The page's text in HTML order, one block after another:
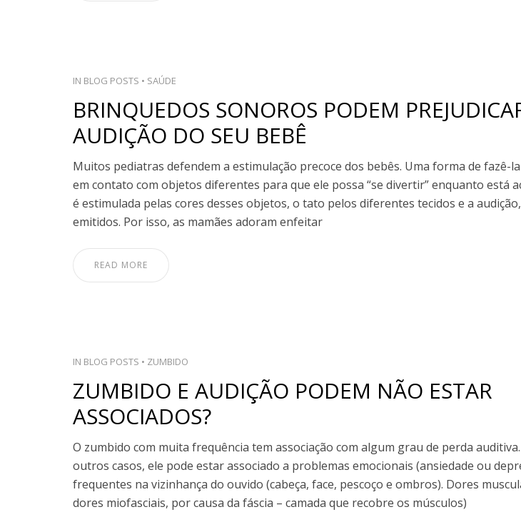
IN BLOG POSTS • SAÚDE
BRINQUEDOS SONOROS PODEM
AUDIÇÃO DO SEU BEBÊ
Muitos pediatras defendem a estimulação precoce dos bebês. Uma forma de fazê-
em contato com objetos diferentes para que ele possa “se divertir” enquanto está
é estimulada pelas cores desses objetos, o tato pelos diferentes tecidos e a
emitidos. Por isso, as mamães adoram enfeitar
READ MORE
IN BLOG POSTS • ZUMBIDO
ZUMBIDO E AUDIÇÃO PODEM NÃO ESTAR
ASSOCIADOS?
O zumbido com muita frequência tem associação com algum grau de perda
outros casos, ele pode estar associado a problemas emocionais (ansiedade ou
frequentes na vizinhança do ouvido (cabeça, face, pescoço e ombros). Dores
dores miofasciais, por causa da fáscia – camada que recobre os músculos)